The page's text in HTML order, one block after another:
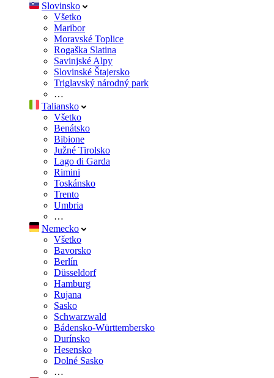
Slovinsko
Všetko
Maribor
Moravské Toplice
Rogaška Slatina
Savinjské Alpy
Slovinské Štajersko
Triglavský národný park
…
Taliansko
Všetko
Benátsko
Bibione
Južné Tirolsko
Lago di Garda
Rimini
Toskánsko
Trento
Umbria
…
Nemecko
Všetko
Bavorsko
Berlín
Düsseldorf
Hamburg
Rujana
Sasko
Schwarzwald
Bádensko-Württembersko
Durínsko
Hesensko
Dolné Sasko
…